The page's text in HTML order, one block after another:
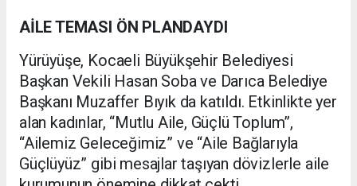
AİLE TEMASI ÖN PLANDAYDI
Yürüyüşe, Kocaeli Büyükşehir Belediyesi
Başkan Vekili Hasan Soba ve Darıca Belediye
Başkanı Muzaffer Bıyık da katıldı. Etkinlikte yer
alan kadınlar, “Mutlu Aile, Güçlü Toplum”,
“Ailemiz Geleceğimiz” ve “Aile Bağlarıyla
Güçlüyüz” gibi mesajlar taşıyan dövizlerle aile